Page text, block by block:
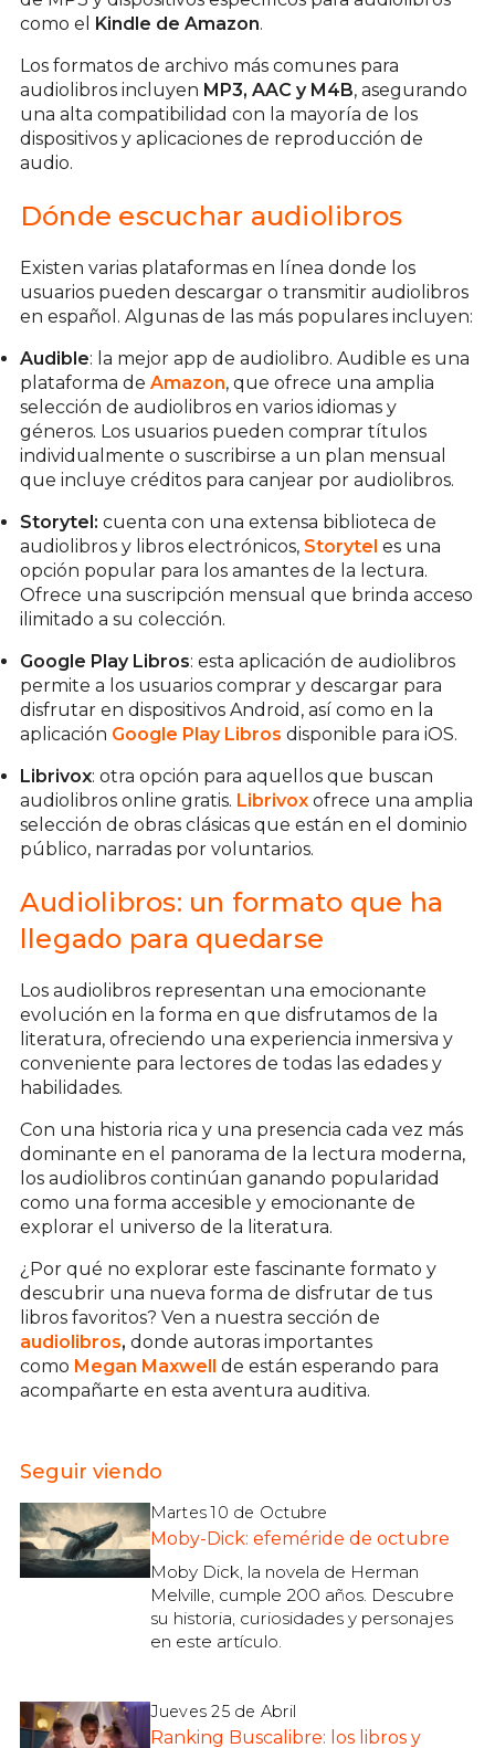
como el
Kindle de Amazon.
Los formatos de archivo más comunes para
audiolibros incluyen MP3, AAC y M4B, asegurando
una alta compatibilidad con la mayoría de los
dispositivos y aplicaciones de reproducción de
audio.
Dónde escuchar audiolibros
Existen varias plataformas en línea donde los
usuarios pueden descargar o transmitir audiolibros
en español. Algunas de las más populares incluyen:
Audible: la mejor app de audiolibro. Audible es una
plataforma de Amazon, que ofrece una amplia
selección de audiolibros en varios idiomas y
géneros. Los usuarios pueden comprar títulos
individualmente o suscribirse a un plan mensual
que incluye créditos para canjear por audiolibros.
Storytel: cuenta con una extensa biblioteca de
audiolibros y libros electrónicos, Storytel es una
opción popular para los amantes de la lectura.
Ofrece una suscripción mensual que brinda acceso
ilimitado a su colección.
Google Play Libros: esta aplicación de audiolibros
permite a los usuarios comprar y descargar para
disfrutar en dispositivos Android, así como en la
aplicación Google Play Libros disponible para iOS.
Librivox: otra opción para aquellos que buscan
audiolibros online gratis. Librivoxofrece una amplia
selección de obras clásicas que están en el dominio
público, narradas por voluntarios.
Audiolibros: un formato que ha
llegado para quedarse
Los audiolibros representan una emocionante
evolución en la forma en que disfrutamos de la
literatura, ofreciendo una experiencia inmersiva y
conveniente para lectores de todas las edades y
habilidades.
Con una historia rica y una presencia cada vez más
dominante en el panorama de la lectura moderna,
los audiolibros continúan ganando popularidad
como una forma accesible y emocionante de
explorar el universo de la literatura.
¿Por qué no explorar este fascinante formato y
descubrir una nueva forma de disfrutar de tus
libros favoritos? Ven a nuestra sección de
audiolibros, donde autoras importantes
como Megan Maxwell de están esperando para
acompañarte en esta aventura auditiva.
Seguir viendo
Martes 10 de Octubre
Moby-Dick: efeméride de octubre
Moby Dick, la novela de Herman
Melville, cumple 200 años. Descubre
su historia, curiosidades y personajes
en este artículo.
Jueves 25 de Abril
Ranking Buscalibre: los libros y